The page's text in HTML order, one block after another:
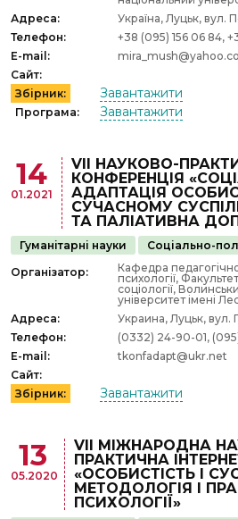
Адреса:
Україна, Луцьк, вул.
Телефон:
+38 (095) 156 06 84,
E-mail:
Сайт:
Збірник:
Завантажити
Програма: Завантажити
14
01.2021
VІІ НАУКОВО-
КОНФЕРЕНЦІЯ
АДАПТАЦІЯ
СУЧАСНОМУ
ТА ПАЛІАТИВНА
Гуманітарні науки
Соціально-
Організатор:
Кафедра
психології,
соціології,
університет імені
Адреса:
Украина, Луцьк, вул.
Телефон:
(0332) 24-90-01,
E-mail:
tkonfadapt@ukr.net
Сайт:
Збірник:
Завантажити
13
05.2020
VII МІЖНАРОДНА
ПРАКТИЧНА
«ОСОБИСТІСТЬ І
МЕТОДОЛОГІЯ І
ПСИХОЛОГІЇ»